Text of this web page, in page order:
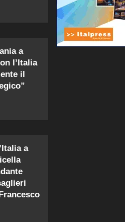
a
l’Italia
il
a